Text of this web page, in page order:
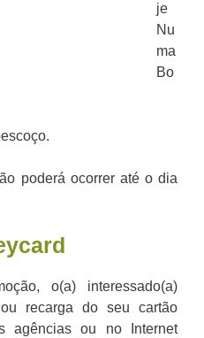
je
Nu
ma
Bo
poderá ocorrer até o dia
o(a) interessado(a)
recarga do seu cartão
agências ou no Internet